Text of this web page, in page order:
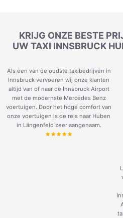
KRIJG ONZE BESTE
UW TAXI INNSBRUCK
Als een van de oudste taxibedrijven in
Innsbruck vervoeren wij onze klanten
altijd van of naar de Innsbruck Airport
met de modernste Mercedes Benz
voertuigen. Door het hoge comfort van
onze voertuigen is de reis naar Huben
in Längenfeld zeer aangenaam.